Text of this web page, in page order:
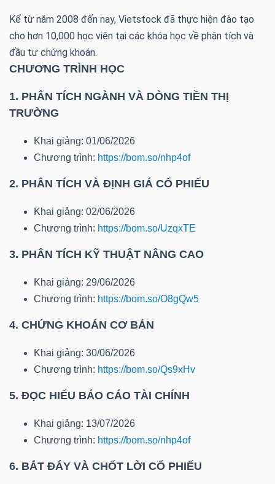
Kể từ năm 2008 đến nay, Vietstock đã thực hiện đào tạo
cho hơn 10,000 học viên tại các khóa học về phân tích và
đầu tư chứng khoán.
CHƯƠNG TRÌNH HỌC
1. PHÂN TÍCH NGÀNH VÀ DÒNG TIỀN THỊ
TRƯỜNG
Khai giảng: 01/06/2026
Chương trình: https://bom.so/nhp4of
2. PHÂN TÍCH VÀ ĐỊNH GIÁ CỔ PHIẾU
Khai giảng: 02/06/2026
Chương trình: https://bom.so/UzqxTE
3. PHÂN TÍCH KỸ THUẬT NÂNG CAO
Khai giảng: 29/06/2026
Chương trình: https://bom.so/O8gQw5
4. CHỨNG KHOÁN CƠ BẢN
Khai giảng: 30/06/2026
Chương trình: https://bom.so/Qs9xHv
5. ĐỌC HIỂU BÁO CÁO TÀI CHÍNH
Khai giảng: 13/07/2026
Chương trình: https://bom.so/nhp4of
6. BẮT ĐÁY VÀ CHỐT LỜI CỔ PHIẾU
TIỆN
ÍCH
BẤT
ĐỘNG
Mã
chứng
khoán
(-)
Cổ phiếu
đạo
(-)
Tất cả Người nội bộ Người liên quan